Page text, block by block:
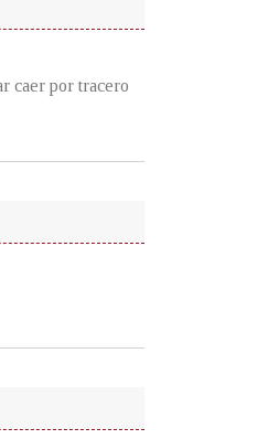
caer por tracero